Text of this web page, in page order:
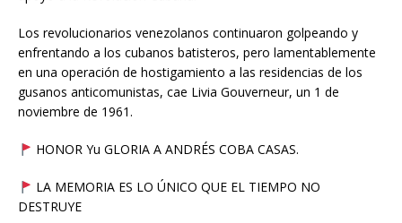
Los revolucionarios venezolanos continuaron golpeando y
enfrentando a los cubanos batisteros, pero lamentablemente
en una operación de hostigamiento a las residencias de los
gusanos anticomunistas, cae Livia Gouverneur, un 1 de
noviembre de 1961.
HONOR Yu GLORIA A ANDRÉS COBA CASAS.
LA MEMORIA ES LO ÚNICO QUE EL TIEMPO NO
DESTRUYE